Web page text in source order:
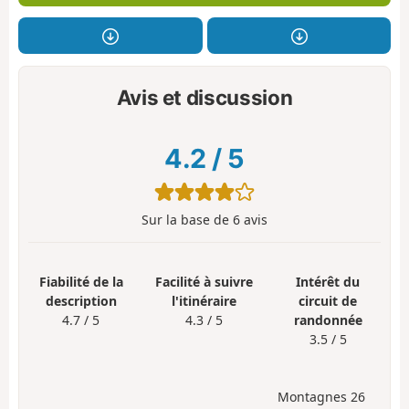
Avis et discussion
4.2 / 5
Sur la base de 6 avis
Fiabilité de la
description
4.7 / 5
Facilité à suivre
l'itinéraire
4.3 / 5
Intérêt du
circuit de
randonnée
3.5 / 5
Montagnes 26